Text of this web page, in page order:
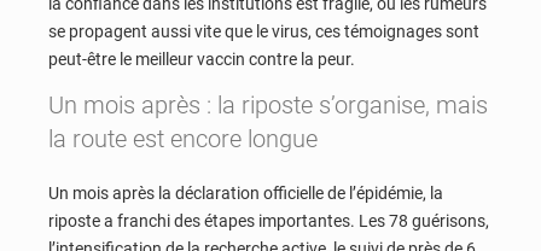
se propagent aussi vite que le virus, ces témoignages sont
peut-être le meilleur vaccin contre la peur.
Un mois après : la riposte s’organise, mais
la route est encore longue
Un mois après la déclaration officielle de l’épidémie, la
riposte a franchi des étapes importantes. Les 78 guérisons,